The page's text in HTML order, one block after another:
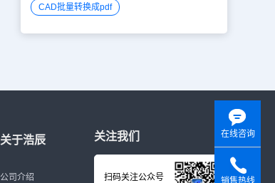
CAD批量转换成pdf
关于浩辰
公司介绍
关注我们
扫码关注公众号
在线咨询
销售热线